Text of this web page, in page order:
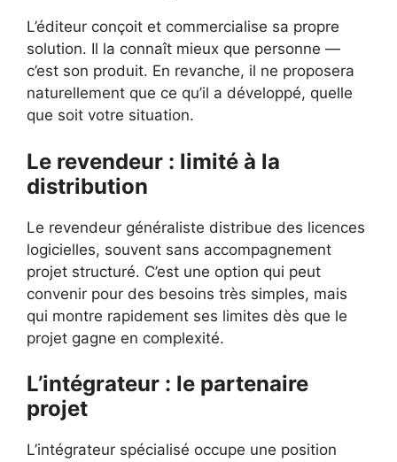
L’éditeur conçoit et commercialise sa propre
solution. Il la connaît mieux que personne —
c’est son produit. En revanche, il ne proposera
naturellement que ce qu’il a développé, quelle
que soit votre situation.
Le revendeur : limité à la
distribution
Le revendeur généraliste distribue des licences
logicielles, souvent sans accompagnement
projet structuré. C’est une option qui peut
convenir pour des besoins très simples, mais
qui montre rapidement ses limites dès que le
projet gagne en complexité.
L’intégrateur : le partenaire
projet
L’intégrateur spécialisé occupe une position